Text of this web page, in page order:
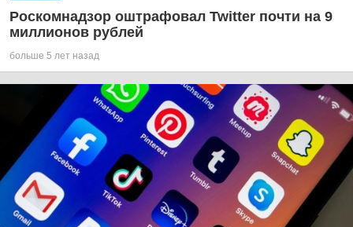
Роскомнадзор оштрафовал Twitter почти на 9
миллионов рублей
больше 5 лет назад